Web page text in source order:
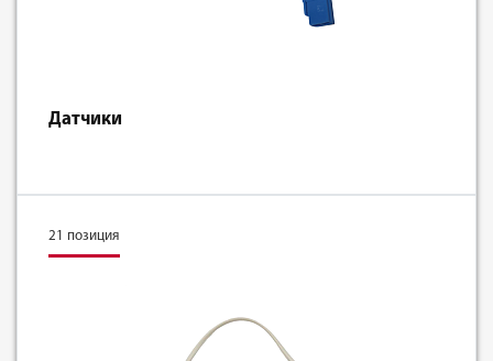
Датчики
21 позиция